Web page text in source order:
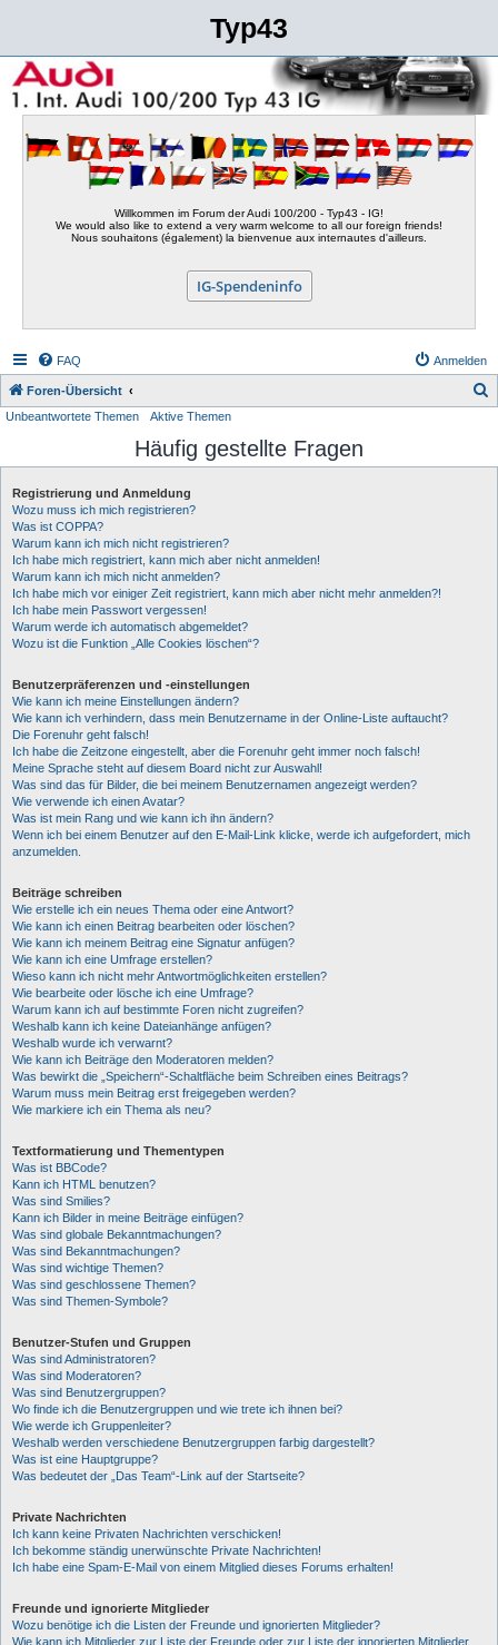
Typ43
Willkommen im Forum der Audi 100/200 - Typ43 - IG!
We would also like to extend a very warm welcome to all our foreign friends!
Nous souhaitons (également) la bienvenue aux internautes d'ailleurs.
IG-Spendeninfo
FAQ Anmelden
Foren-Übersicht
h
Unbeantwortete Themen Aktive Themen
Häufig gestellte Fragen
Registrierung und Anmeldung
Wozu muss ich mich registrieren?
Was ist COPPA?
Warum kann ich mich nicht registrieren?
Ich habe mich registriert, kann mich aber nicht anmelden!
Warum kann ich mich nicht anmelden?
Ich habe mich vor einiger Zeit registriert, kann mich aber nicht mehr anmelden?!
Ich habe mein Passwort vergessen!
Warum werde ich automatisch abgemeldet?
Wozu ist die Funktion „Alle Cookies löschen“?
Benutzerpräferenzen und -einstellungen
Wie kann ich meine Einstellungen ändern?
Wie kann ich verhindern, dass mein Benutzername in der Online-Liste auftaucht?
Die Forenuhr geht falsch!
Ich habe die Zeitzone eingestellt, aber die Forenuhr geht immer noch falsch!
Meine Sprache steht auf diesem Board nicht zur Auswahl!
Was sind das für Bilder, die bei meinem Benutzernamen angezeigt werden?
Wie verwende ich einen Avatar?
Was ist mein Rang und wie kann ich ihn ändern?
Wenn ich bei einem Benutzer auf den E-Mail-Link klicke, werde ich aufgefordert, mich
anzumelden.
Beiträge schreiben
Wie erstelle ich ein neues Thema oder eine Antwort?
Wie kann ich einen Beitrag bearbeiten oder löschen?
Wie kann ich meinem Beitrag eine Signatur anfügen?
Wie kann ich eine Umfrage erstellen?
Wieso kann ich nicht mehr Antwortmöglichkeiten erstellen?
Wie bearbeite oder lösche ich eine Umfrage?
Warum kann ich auf bestimmte Foren nicht zugreifen?
Weshalb kann ich keine Dateianhänge anfügen?
Weshalb wurde ich verwarnt?
Wie kann ich Beiträge den Moderatoren melden?
Was bewirkt die „Speichern“-Schaltfläche beim Schreiben eines Beitrags?
Warum muss mein Beitrag erst freigegeben werden?
Wie markiere ich ein Thema als neu?
Textformatierung und Thementypen
Was ist BBCode?
Kann ich HTML benutzen?
Was sind Smilies?
Kann ich Bilder in meine Beiträge einfügen?
Was sind globale Bekanntmachungen?
Was sind Bekanntmachungen?
Was sind wichtige Themen?
Was sind geschlossene Themen?
Was sind Themen-Symbole?
Benutzer-Stufen und Gruppen
Was sind Administratoren?
Was sind Moderatoren?
Was sind Benutzergruppen?
Wo finde ich die Benutzergruppen und wie trete ich ihnen bei?
Wie werde ich Gruppenleiter?
Weshalb werden verschiedene Benutzergruppen farbig dargestellt?
Was ist eine Hauptgruppe?
Was bedeutet der „Das Team“-Link auf der Startseite?
Private Nachrichten
Ich kann keine Privaten Nachrichten verschicken!
Ich bekomme ständig unerwünschte Private Nachrichten!
Ich habe eine Spam-E-Mail von einem Mitglied dieses Forums erhalten!
Freunde und ignorierte Mitglieder
Wozu benötige ich die Listen der Freunde und ignorierten Mitglieder?
Wie kann ich Mitglieder zur Liste der Freunde oder zur Liste der ignorierten Mitglieder